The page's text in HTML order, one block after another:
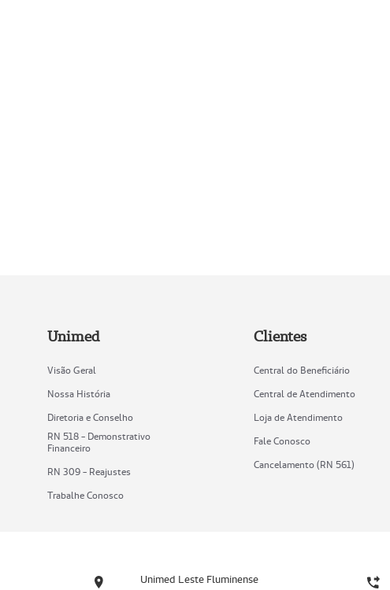
Unimed
Visão Geral
Nossa História
Diretoria e Conselho
RN 518 - Demonstrativo
Financeiro
RN 309 - Reajustes
Trabalhe Conosco
Clientes
Central do Beneficiário
Central de Atendimento
Loja de Atendimento
Fale Conosco
Cancelamento (RN 561)
Unimed Leste Fluminense